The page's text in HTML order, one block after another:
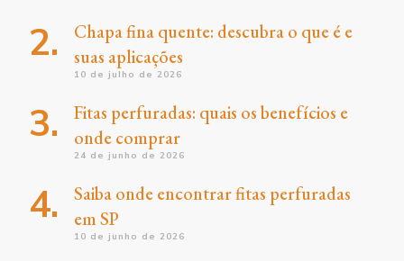
Chapa fina quente: descubra o que é e
suas aplicações
10 de julho de 2026
Fitas perfuradas: quais os benefícios e
onde comprar
24 de junho de 2026
Saiba onde encontrar fitas perfuradas
em SP
10 de junho de 2026